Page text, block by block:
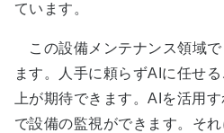
ています。
この設備メンテナンス領域
ます。人手に頼らずAIに任せ
上が期待できます。AIを活用
で設備の監視ができます。そ